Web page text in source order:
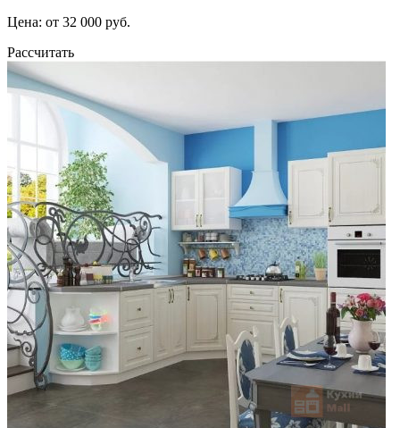
Цена: от 32 000 руб.
Рассчитать